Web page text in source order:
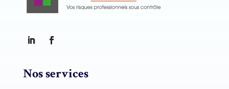
Nos services